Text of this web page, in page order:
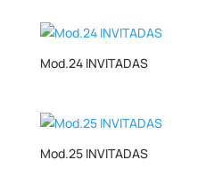
Mod.24 INVITADAS
Mod.25 INVITADAS